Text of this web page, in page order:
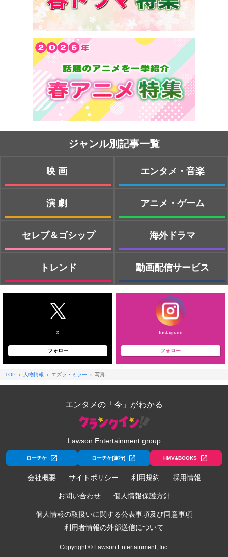
ジャンル別記事一覧
映画
演劇
セレブ＆ゴシップ
トレンド
エンタメ・音楽
アニメ・ゲーム
海外ドラマ
動画配信サービス
X
フォロー
Instagram
フォロー
TOP 人物情報 エズラ・ミラー 写真
エンタメの「今」がわかる
Lawson Entertainment group
ローチケ ローチケ[旅行] HMV&BOOKS
会社概要 サイトポリシー 利用規約 採用情報
お問い合わせ 個人情報保護方針
個人情報の取扱いに関する公表事項及び同意事項
利用者情報の外部送信について
Copyright © Lawson Entertainment, Inc.